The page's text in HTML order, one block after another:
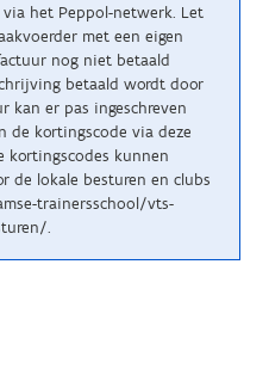
het Peppol-netwerk. Let
met een eigen
nog niet betaald
betaald wordt door
kan er pas ingeschreven
de kortingscode via deze
kortingscodes kunnen
de lokale besturen en clubs
trainersschool/vts-
.